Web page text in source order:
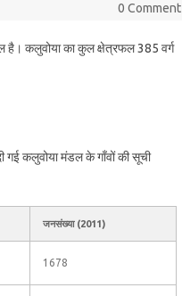
0 Comment
कलुवोया का कुल क्षेत्रफल 385 वर्ग
कलुवोया मंडल के गाँवों की सूची
जनसंख्या (2011)
1678